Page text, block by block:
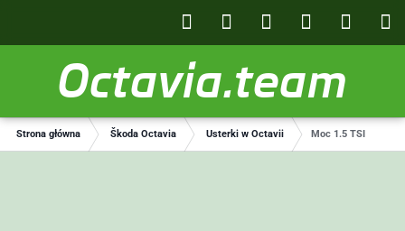
Octavia.team
Strona główna Škoda Octavia Usterki w Octavii Moc 1.5 TSI